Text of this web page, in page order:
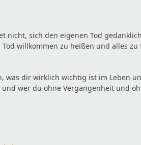
nicht, sich den eigenen Tod gedanklich
willkommen zu heißen und alles zu
was dir wirklich wichtig ist im Leben
wer du ohne Vergangenheit und